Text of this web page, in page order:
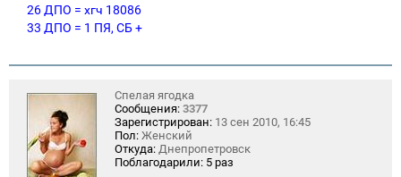
26 ДПО = хгч 18086
33 ДПО = 1 ПЯ, СБ +
Спелая ягодка
Сообщения: 3377
Зарегистрирован: 13 сен 2010, 16:45
Пол: Женский
Откуда: Днепропетровск
Поблагодарили: 5 раз